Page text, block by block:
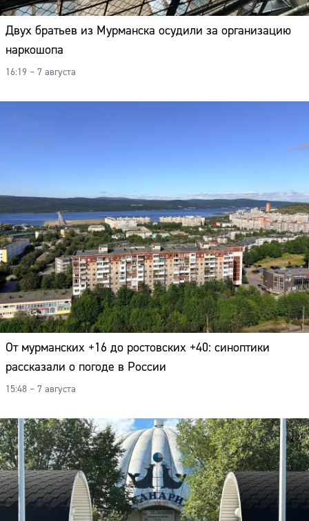
Двух братьев из Мурманска осудили за организацию
наркошопа
16:19 – 7 августа
От мурманских +16 до ростовских +40: синоптики
рассказали о погоде в России
15:48 – 7 августа